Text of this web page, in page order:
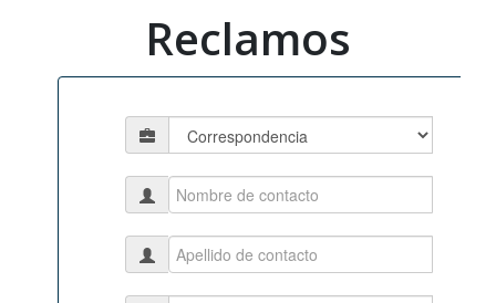
Reclamos